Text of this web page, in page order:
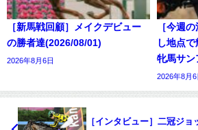
［新馬戦回顧］メイクデビュー
の勝者達(2026/08/01)
2026年8月6日
［今週
し地点
牝馬サン
2026年8月6
［インタビュー］二冠ジ